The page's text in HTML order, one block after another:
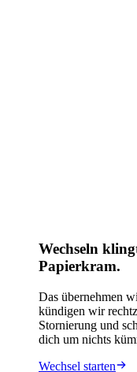
Wechseln
Papierkram.
Das übernehmen
kündigen wir
Stornierung und
dich um nichts
Wechsel starten